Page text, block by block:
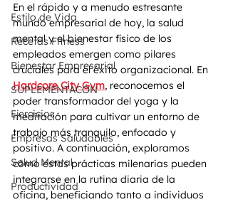
Estilo de Vida
Recetas Fitness
Bienestar Empresarial
SUPLEMENTACÓN
Ejercicios
Empresas Saludables
Salud Mental
Productividad
En el rápido y a menudo estresante
mundo empresarial de hoy, la salud
mental y el bienestar físico de los
empleados emergen como pilares
cruciales para el éxito organizacional. En
Hardcore City Gym, reconocemos el
poder transformador del yoga y la
meditación para cultivar un entorno de
trabajo más tranquilo, enfocado y
positivo. A continuación, exploramos
cómo estas prácticas milenarias pueden
integrarse en la rutina diaria de la
oficina, beneficiando tanto a individuos